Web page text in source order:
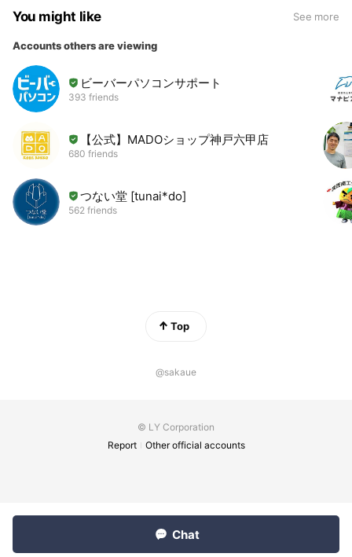
You might like See more
Accounts others are viewing
ビーバーパソコンサポート
393 friends
【公式】MADOショップ神戸六甲店
680 friends
つない堂 [tunai*do]
562 friends
Top
@sakaue
© LY Corporation
Report
Other official accounts
Chat